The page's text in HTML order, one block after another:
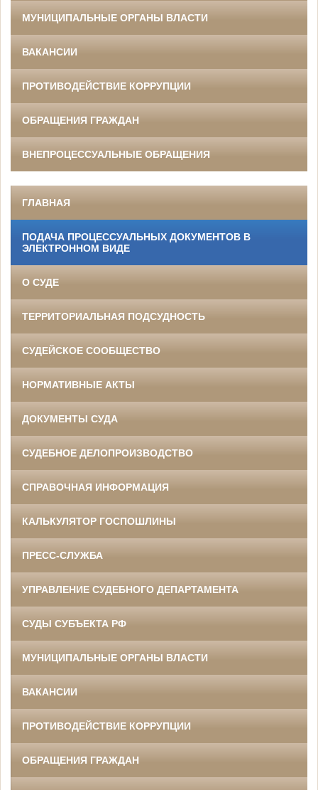
МУНИЦИПАЛЬНЫЕ ОРГАНЫ ВЛАСТИ
ВАКАНСИИ
ПРОТИВОДЕЙСТВИЕ КОРРУПЦИИ
ОБРАЩЕНИЯ ГРАЖДАН
ВНЕПРОЦЕССУАЛЬНЫЕ ОБРАЩЕНИЯ
ГЛАВНАЯ
ПОДАЧА ПРОЦЕССУАЛЬНЫХ ДОКУМЕНТОВ В
ЭЛЕКТРОННОМ ВИДЕ
О СУДЕ
ТЕРРИТОРИАЛЬНАЯ ПОДСУДНОСТЬ
СУДЕЙСКОЕ СООБЩЕСТВО
НОРМАТИВНЫЕ АКТЫ
ДОКУМЕНТЫ СУДА
СУДЕБНОЕ ДЕЛОПРОИЗВОДСТВО
СПРАВОЧНАЯ ИНФОРМАЦИЯ
КАЛЬКУЛЯТОР ГОСПОШЛИНЫ
ПРЕСС-СЛУЖБА
УПРАВЛЕНИЕ СУДЕБНОГО ДЕПАРТАМЕНТА
СУДЫ СУБЪЕКТА РФ
МУНИЦИПАЛЬНЫЕ ОРГАНЫ ВЛАСТИ
ВАКАНСИИ
ПРОТИВОДЕЙСТВИЕ КОРРУПЦИИ
ОБРАЩЕНИЯ ГРАЖДАН